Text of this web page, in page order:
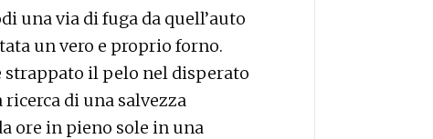
una via di fuga da quell’auto
un vero e proprio forno.
il pelo nel disperato
di una salvezza
ore in pieno sole in una